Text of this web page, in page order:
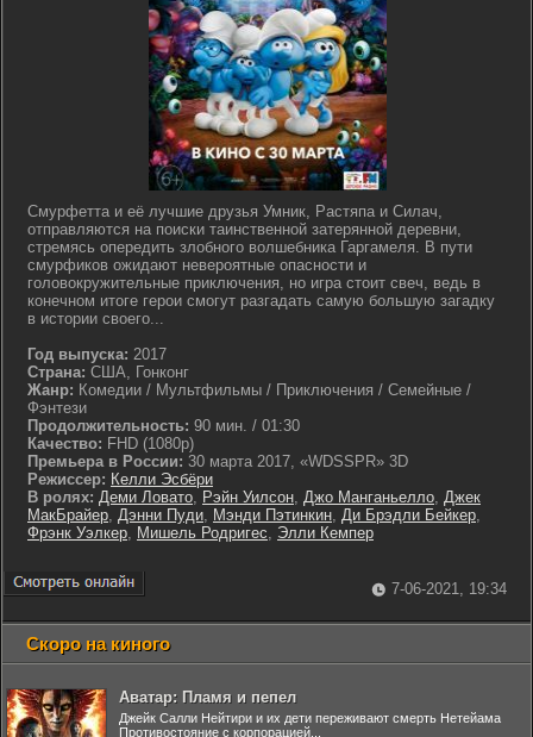
Смурфетта и её лучшие друзья Умник, Растяпа и Силач,
отправляются на поиски таинственной затерянной деревни,
стремясь опередить злобного волшебника Гаргамеля. В пути
смурфиков ожидают невероятные опасности и
головокружительные приключения, но игра стоит свеч, ведь в
конечном итоге герои смогут разгадать самую большую загадку
в истории своего...
Год выпуска: 2017
Страна: США, Гонконг
Жанр: Комедии / Мультфильмы / Приключения / Семейные /
Фэнтези
Продолжительность: 90 мин. / 01:30
Качество: FHD (1080p)
Премьера в России: 30 марта 2017, «WDSSPR» 3D
Режиссер: Келли Эсбёри
В ролях: Деми Ловато, Рэйн Уилсон, Джо Манганьелло, Джек
МакБрайер, Дэнни Пуди, Мэнди Пэтинкин, Ди Брэдли Бейкер,
Фрэнк Уэлкер, Мишель Родригес, Элли Кемпер
7-06-2021, 19:34
Скоро на киного
Аватар: Пламя и пепел
Джейк Салли Нейтири и их дети переживают смерть Нетейама
Противостояние с корпорацией...